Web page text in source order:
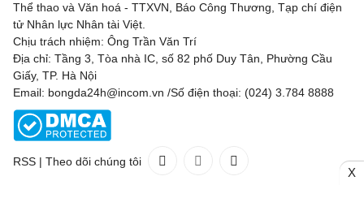
Thể thao và Văn hoá - TTXVN, Báo Công Thương, Tạp chí điện
tử Nhân lực Nhân tài Việt.
Chịu trách nhiệm: Ông Trần Văn Trí
Địa chỉ: Tầng 3, Tòa nhà IC, số 82 phố Duy Tân, Phường Cầu
Giấy, TP. Hà Nội
Email: bongda24h@incom.vn /Số điện thoại: (024) 3.784 8888
RSS | Theo dõi chúng tôi
X